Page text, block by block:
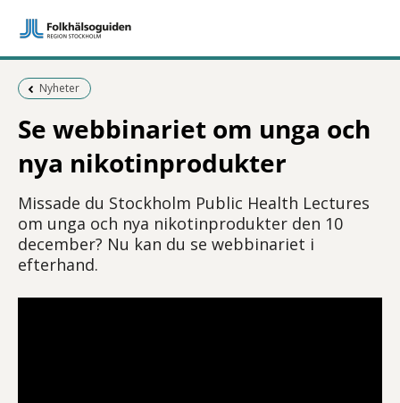
Föregående sida:
Nyheter
Se webbinariet om unga och
nya nikotinprodukter
Missade du Stockholm Public Health Lectures
om unga och nya nikotinprodukter den 10
december? Nu kan du se webbinariet i
efterhand.